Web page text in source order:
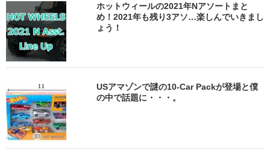
ホットウィールの2021年Nアソートまと
め！2021年も残り3アソ…楽しんでいきまし
ょう！
USアマゾンで謎の10-Car Packが登場と僕
の中で話題に・・・。